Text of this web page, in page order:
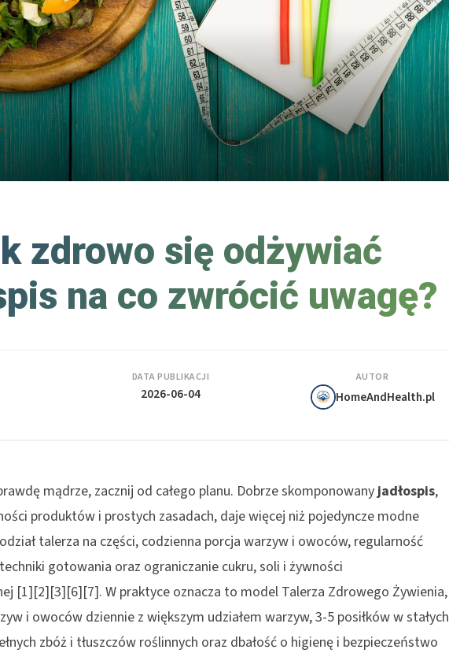
zdrowo się odżywiać
na co zwrócić uwagę?
DATA PUBLIKACJI
2026-06-04
AUTOR
HomeAndHealth.pl
mądrze, zacznij od całego planu. Dobrze skomponowanyjadłospis,
produktów i prostych zasadach, daje więcej niż pojedyncze modne
talerza na części, codzienna porcja warzyw i owoców, regularność
gotowania oraz ograniczanie cukru, soli i żywności
[1][2][3][6][7]. W praktyce oznacza to model Talerza Zdrowego Żywienia,
i owoców dziennie z większym udziałem warzyw, 3-5 posiłków w stałych
zbóż i tłuszczów roślinnych oraz dbałość o higienę i bezpieczeństwo